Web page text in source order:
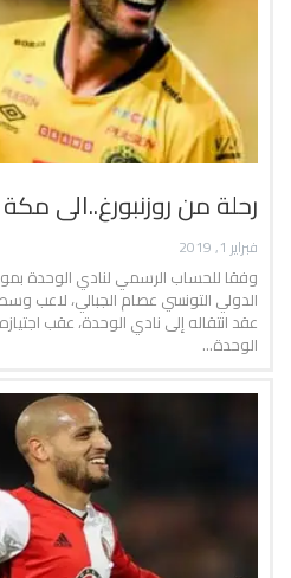
رحلة من روزنبورغ..الى مكة
فبراير 1, 2019
وفقا للحساب الرسمي لنادي الوحدة
الدولي التونسي عصام الجبالي، لاعب
عقد انتقاله إلى نادي الوحدة، عقب
الوحدة…